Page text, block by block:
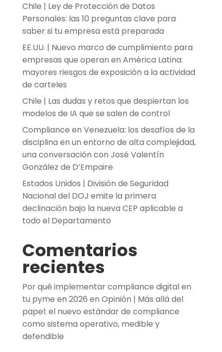
Chile | Ley de Protección de Datos
Personales: las 10 preguntas clave para
saber si tu empresa está preparada
EE.UU. | Nuevo marco de cumplimiento para
empresas que operan en América Latina:
mayores riesgos de exposición a la actividad
de carteles
Chile | Las dudas y retos que despiertan los
modelos de IA que se salen de control
Compliance en Venezuela: los desafíos de la
disciplina en un entorno de alta complejidad,
una conversación con José Valentín
González de D’Empaire
Estados Unidos | División de Seguridad
Nacional del DOJ emite la primera
declinación bajo la nueva CEP aplicable a
todo el Departamento
Comentarios
recientes
Por qué implementar compliance digital en
tu pyme en 2026 en Opinión | Más allá del
papel: el nuevo estándar de compliance
como sistema operativo, medible y
defendible